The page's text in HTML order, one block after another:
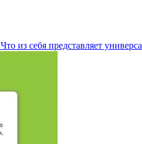
Что из себя представляет